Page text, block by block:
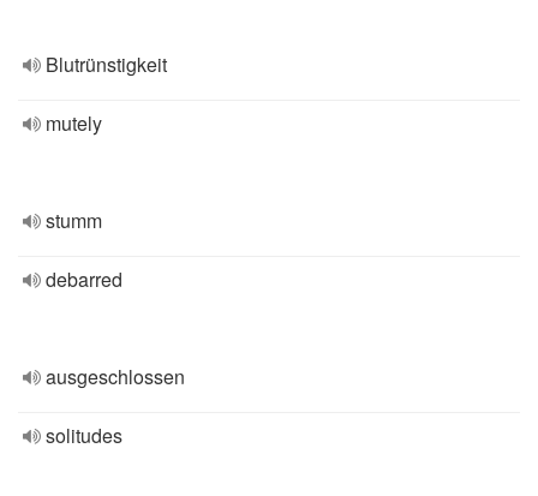
Blutrünstigkeit
mutely
stumm
debarred
ausgeschlossen
solitudes